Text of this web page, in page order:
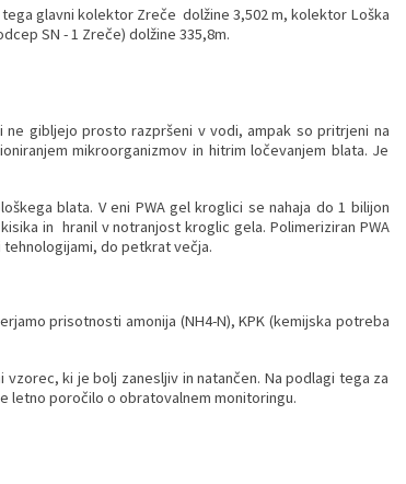
glavni kolektor Zreče dolžine 3,502 m, kolektor Loška
SN - 1 Zreče) dolžine 335,8m.
gibljejo prosto razpršeni v vodi, ampak so pritrjeni na
mikroorganizmov in hitrim ločevanjem blata. Je
blata. V eni PWA gel kroglici se nahaja do 1 bilijon
in hranil v notranjost kroglic gela. Polimeriziran PWA
do petkrat večja.
prisotnosti amonija (NH4-N), KPK (kemijska potreba
ki je bolj zanesljiv in natančen. Na podlagi tega za
letno poročilo o obratovalnem monitoringu.